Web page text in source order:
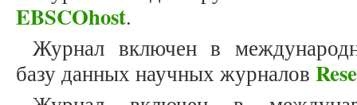
EBSCOhost.
Журнал включен в
базу данных научных журналов